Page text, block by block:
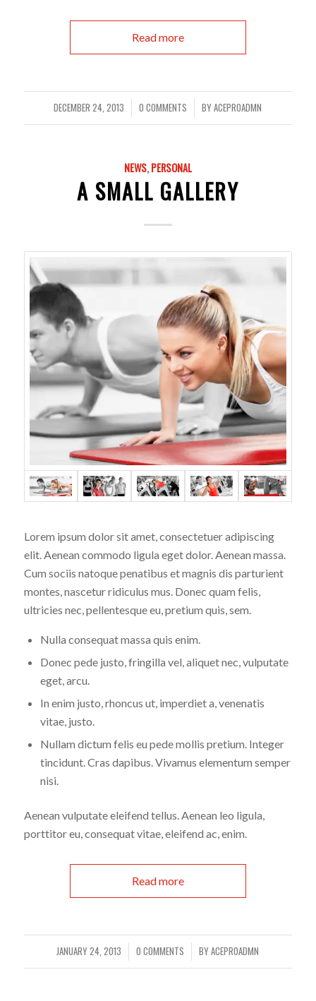
Read more
DECEMBER 24, 2013
/ 0 COMMENTS
/ BYACEPR0ADMN
NEWS,PERSONAL
A SMALL GALLERY
Lorem ipsum dolor sit amet, consectetuer adipiscing
elit. Aenean commodo ligula eget dolor. Aenean massa.
Cum sociis natoque penatibus et magnis dis parturient
montes, nascetur ridiculus mus. Donec quam felis,
ultricies nec, pellentesque eu, pretium quis, sem.
Nulla consequat massa quis enim.
Donec pede justo, fringilla vel, aliquet nec, vulputate
eget, arcu.
In enim justo, rhoncus ut, imperdiet a, venenatis
vitae, justo.
Nullam dictum felis eu pede mollis pretium. Integer
tincidunt. Cras dapibus. Vivamus elementum semper
nisi.
Aenean vulputate eleifend tellus. Aenean leo ligula,
porttitor eu, consequat vitae, eleifend ac, enim.
Read more
JANUARY 24, 2013
/ 0 COMMENTS
/ BYACEPR0ADMN